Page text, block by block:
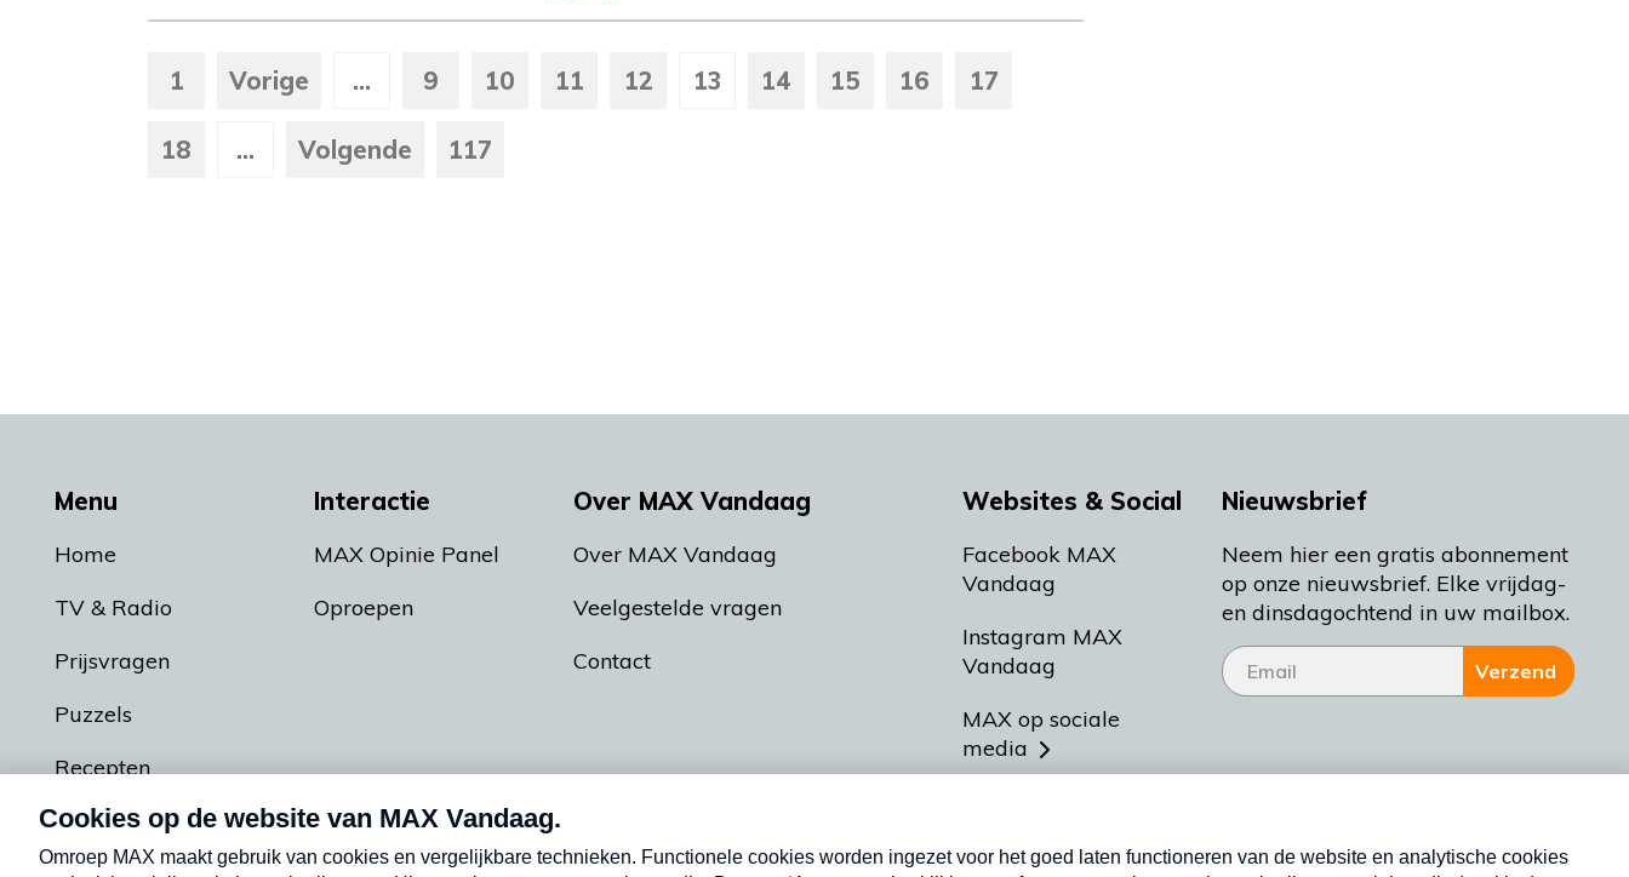
1 Vorige ... 9 10 11 12 13 14 15 16 17
18 ... Volgende 117
Menu
Home
TV & Radio
Prijsvragen
Puzzels
Recepten
Podcasts
Interactie
MAX Opinie Panel
Oproepen
Over MAX Vandaag
Over MAX Vandaag
Veelgestelde vragen
Contact
Websites & Social
Facebook MAX
Vandaag
Instagram MAX
Vandaag
MAX op sociale
media
Meldpunt Actueel
Nieuwsbrief
Neem hier een gratis abonnement
op onze nieuwsbrief. Elke vrijdag-
en dinsdagochtend in uw mailbox.
Verzend